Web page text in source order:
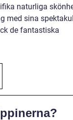
naturliga
med sina
de fantastiska